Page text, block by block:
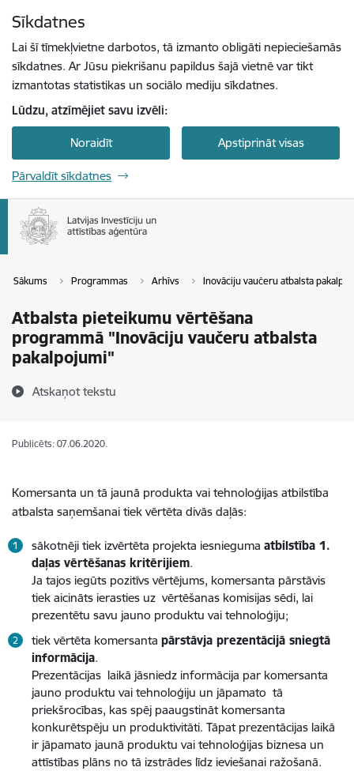
Sīkdatnes
Lai šī tīmekļvietne darbotos, tā izmanto obligāti nepieciešamās
sīkdatnes. Ar Jūsu piekrišanu papildus šajā vietnē var tikt
izmantotas statistikas un sociālo mediju sīkdatnes.
Lūdzu, atzīmējiet savu izvēli:
Noraidīt Apstiprināt visas
Pārvaldīt sīkdatnes
Sākums Programmas Arhīvs Inovāciju vaučeru atbalsta
Atbalsta pieteikumu vērtēšana
programmā "Inovāciju vaučeru atbalsta
pakalpojumi"
Atskaņot tekstu
Publicēts: 07.06.2020.
Komersanta un tā jaunā produkta vai tehnoloģijas atbilstība
atbalsta saņemšanai tiek vērtēta divās daļās:
sākotnēji tiek izvērtēta projekta iesnieguma atbilstība 1.
daļas vērtēšanas kritērijiem.
Ja tajos iegūts pozitīvs vērtējums, komersanta pārstāvis
tiek aicināts ierasties uz vērtēšanas komisijas sēdi, lai
prezentētu savu jauno produktu vai tehnoloģiju;
tiek vērtēta komersanta pārstāvja prezentācijā sniegtā
informācija.
Prezentācijas laikā jāsniedz informācija par komersanta
jauno produktu vai tehnoloģiju un jāpamato tā
priekšrocības, kas spēj paaugstināt komersanta
konkurētspēju un produktivitāti. Tāpat prezentācijas laikā
ir jāpamato jaunā produktu vai tehnoloģijas biznesa un
attīstības plāns no tā izstrādes līdz ieviešanai ražošanā.